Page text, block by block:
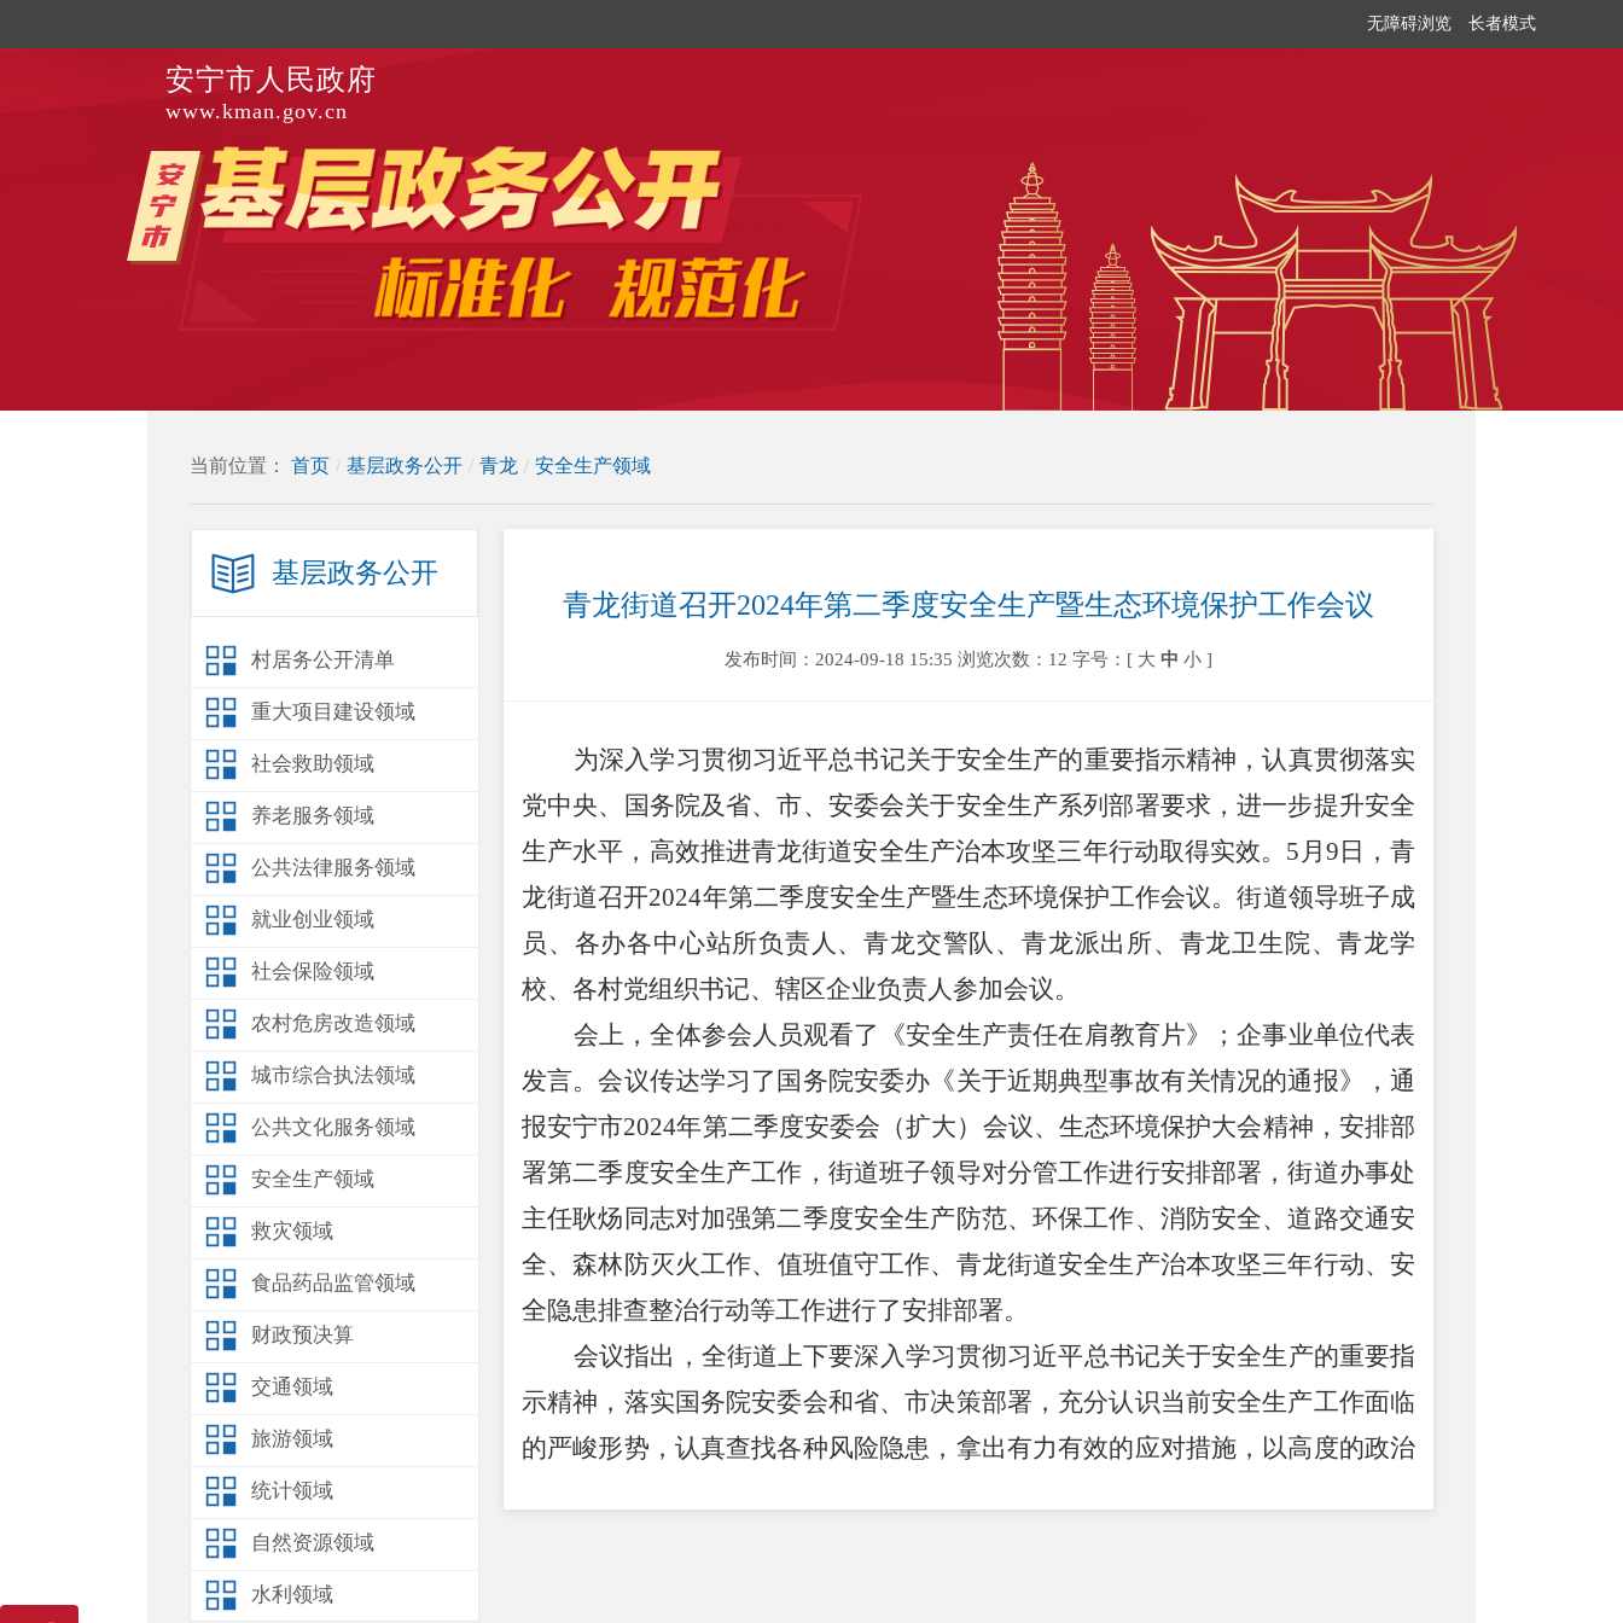
无障碍浏览 长者模式
安宁市人民政府
www.kman.gov.cn
当前位置： 首页 / 基层政务公开 / 青龙 / 安全生产领域
基层政务公开
村居务公开清单
重大项目建设领域
社会救助领域
养老服务领域
公共法律服务领域
就业创业领域
社会保险领域
农村危房改造领域
城市综合执法领域
公共文化服务领域
安全生产领域
救灾领域
食品药品监管领域
财政预决算
交通领域
旅游领域
统计领域
自然资源领域
水利领域
青龙街道召开2024年第二季度安全生产暨生态环境保护工作会议
发布时间：2024-09-18 15:35 浏览次数：12 字号：[ 大 中 小 ]
为深入学习贯彻习近平总书记关于安全生产的重要指示精神 ，认真贯彻落实
党中央、国务院及省、市、安委会关于安全生产系列部署要求，进一步提升安全
生产水平，高效推进青龙街道安全生产治本攻坚三年行动取得实效。 5 月 9 日，青
龙街道召开2024年第二季度安全生产暨生态环境保护工作会议。街道领导班子成
员、各办各中心站所负责人、青龙交警队、青龙派出所、青龙卫生院、青龙学
校、各村党组织书记、辖区企业负责人参加会议。
会上，全体参会人员观看了《安全生产责任在肩教育片》；企事业单位代表
发言。会议传达学习了国务院安委办《关于近期典型事故有关情况的通报》，通
报安宁市2024年第二季度安委会（扩大）会议、生态环境保护大会精神，安排部
署第二季度安全生产工作，街道班子领导对分管工作进行安排部署，街道办事处
主任耿炀同志对加强第二季度安全生产防范、 环保工作、消防安全、道路交通安
全、森林防灭火工作、 值班值守工作、 青龙街道安全生产治本攻坚三年行动、安
全隐患排查整治行动等工作进行了安排部署。
会议指出，全街道上下要深入学习贯彻习近平总书记关于安全生产的重要指
示精神 ，落实国务院安委会和省、市决策部署，充分认识当前安全生产工作面临
的严峻形势，认真查找各种风险隐患，拿出有力有效的应对措施，以高度的政治